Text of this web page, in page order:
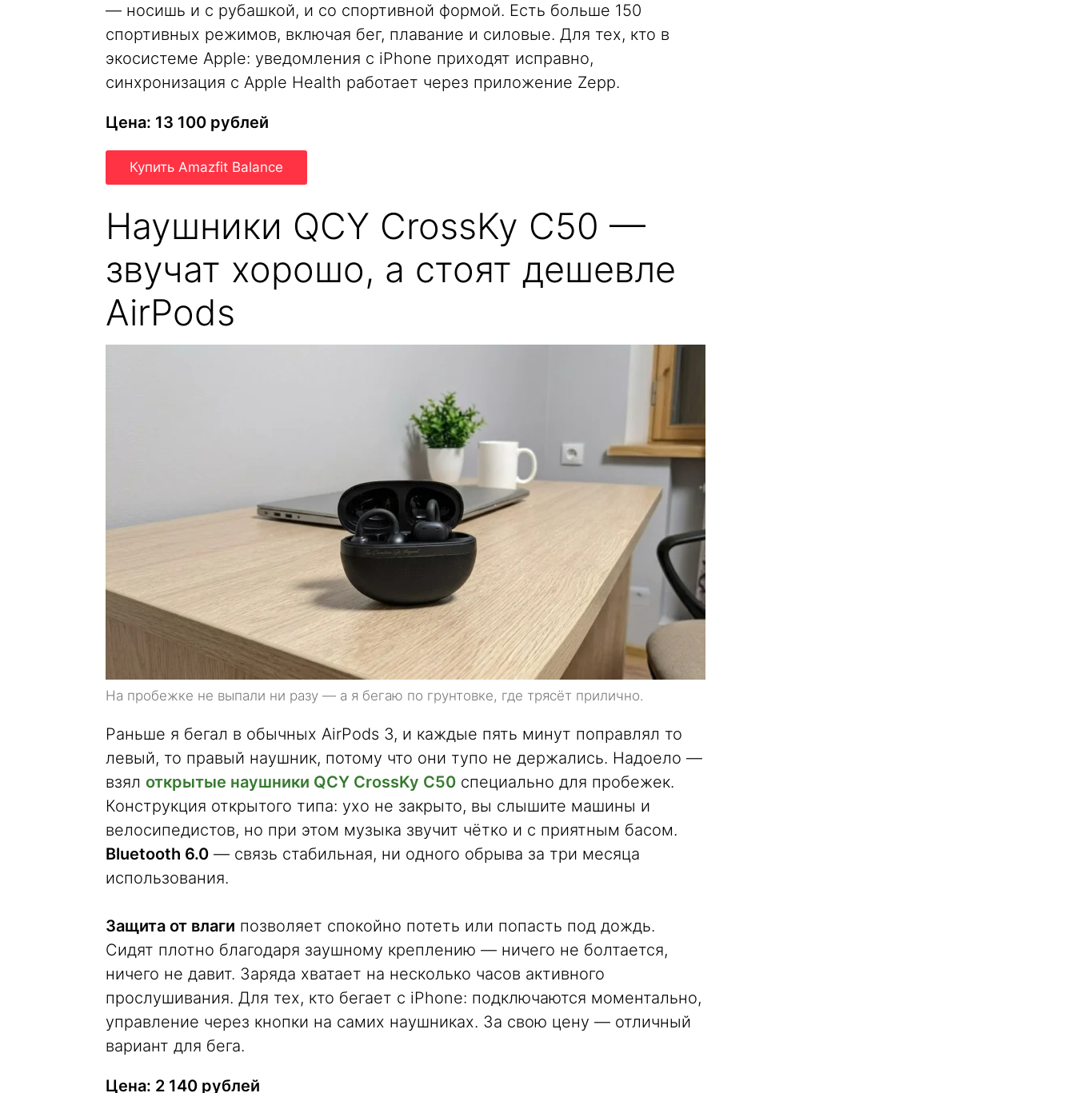
— носишь и с рубашкой, и со спортивной формой. Есть больше 150
спортивных режимов, включая бег, плавание и силовые. Для тех, кто в
экосистеме Apple: уведомления с iPhone приходят исправно,
синхронизация с Apple Health работает через приложение Zepp.
Цена: 13 100 рублей
Купить Amazfit Balance
Наушники QCY CrossKy C50 —
звучат хорошо, а стоят дешевле
AirPods
На пробежке не выпали ни разу — а я бегаю по грунтовке, где трясёт прилично.
Раньше я бегал в обычных AirPods 3, и каждые пять минут поправлял то
левый, то правый наушник, потому что они тупо не держались. Надоело —
взял открытые наушники QCY CrossKy C50 специально для пробежек.
Конструкция открытого типа: ухо не закрыто, вы слышите машины и
велосипедистов, но при этом музыка звучит чётко и с приятным басом.
Bluetooth 6.0 — связь стабильная, ни одного обрыва за три месяца
использования.
Защита от влаги позволяет спокойно потеть или попасть под дождь.
Сидят плотно благодаря заушному креплению — ничего не болтается,
ничего не давит. Заряда хватает на несколько часов активного
прослушивания. Для тех, кто бегает с iPhone: подключаются моментально,
управление через кнопки на самих наушниках. За свою цену — отличный
вариант для бега.
Цена: 2 140 рублей